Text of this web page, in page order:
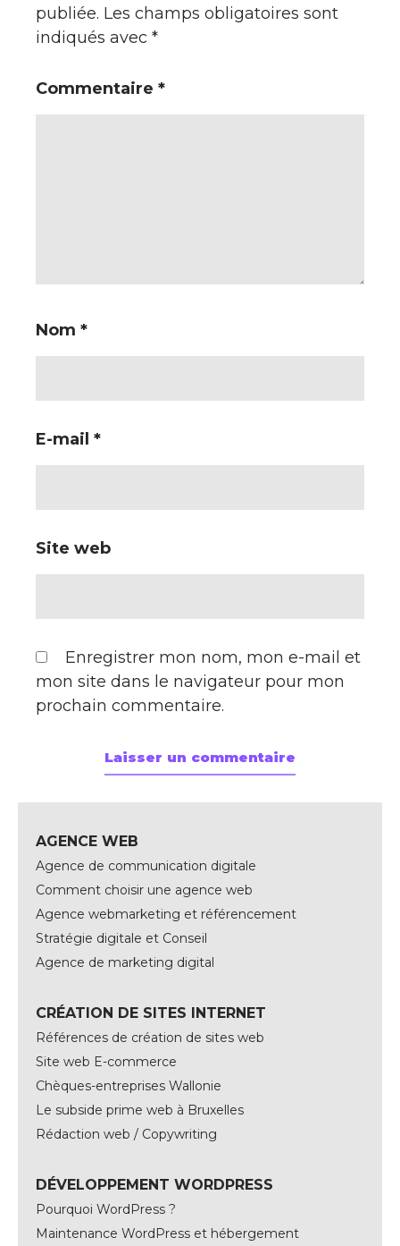
publiée. Les champs obligatoires sont
indiqués avec *
Commentaire *
Nom *
E-mail *
Site web
Enregistrer mon nom, mon e-mail et
mon site dans le navigateur pour mon
prochain commentaire.
AGENCE WEB
Agence de communication digitale
Comment choisir une agence web
Agence webmarketing et référencement
Stratégie digitale et Conseil
Agence de marketing digital
CRÉATION DE SITES INTERNET
Références de création de sites web
Site web E-commerce
Chèques-entreprises Wallonie
Le subside prime web à Bruxelles
Rédaction web / Copywriting
DÉVELOPPEMENT WORDPRESS
Pourquoi WordPress ?
Maintenance WordPress et hébergement